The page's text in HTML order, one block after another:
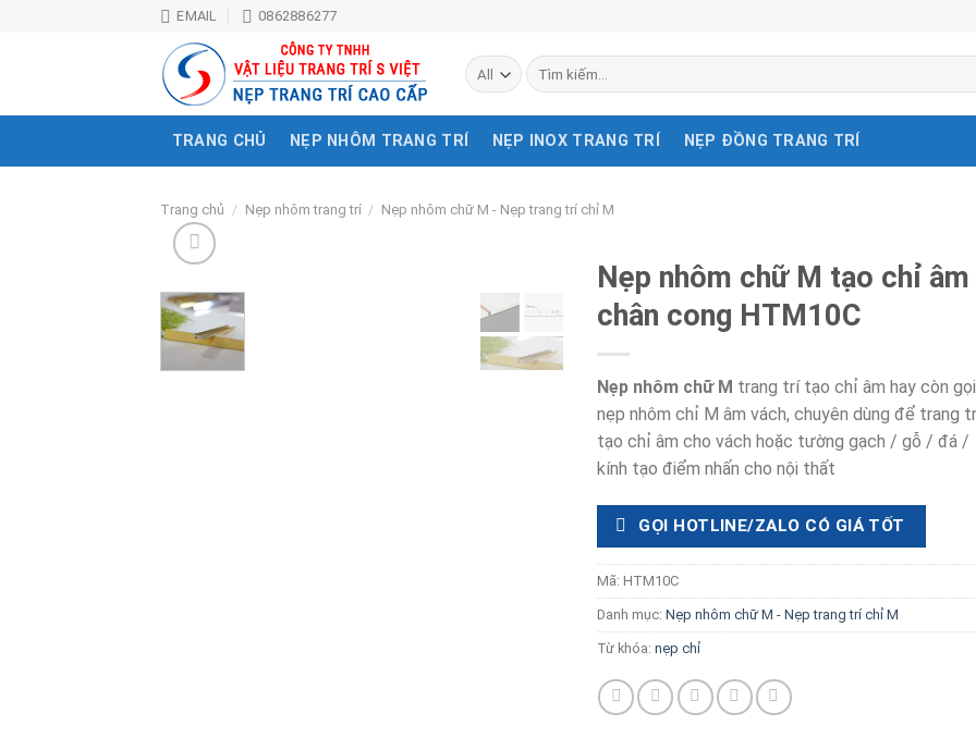
EMAIL 0862886277
Tìm
kiếm:
TRANG CHỦ NẸP NHÔM TRANG TRÍ NẸP INOX TRANG TRÍ NẸP ĐỒNG TRANG TRÍ
Trang chủ / Nẹp nhôm trang trí / Nẹp nhôm chữ M - Nẹp trang trí chỉ M
Nẹp nhôm chữ M tạo chỉ âm
chân cong HTM10C
Nẹp nhôm chữ M trang trí tạo chỉ âm hay còn gọi
nẹp nhôm chỉ M âm vách, chuyên dùng để trang
tạo chỉ âm cho vách hoặc tường gạch / gỗ / đá /
kính tạo điểm nhấn cho nội thất
GỌI HOTLINE/ZALO CÓ GIÁ TỐT
Mã: HTM10C
Danh mục: Nẹp nhôm chữ M - Nẹp trang trí chỉ M
Từ khóa: nẹp chỉ